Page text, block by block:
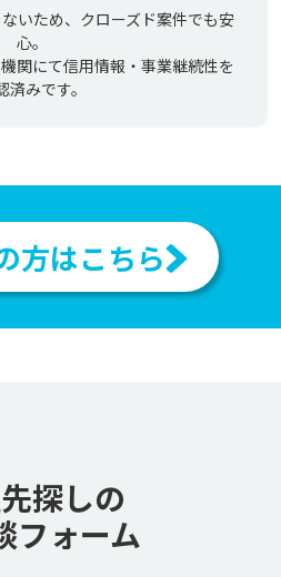
いため、クローズド案件でも安
心。
関にて信用情報・事業継続性を
済みです。
方はこちら
探しの
フォーム